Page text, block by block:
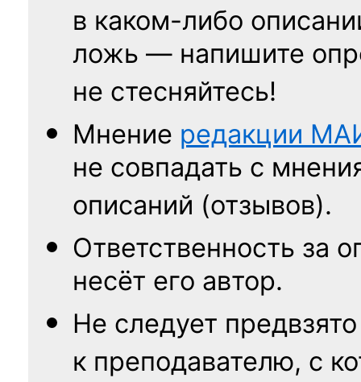
в каком-либо
ложь — напишите
не стесняйтесь!
Мнение редакции
не совпадать с
описаний (отзывов).
Ответственность за
несёт его автор.
Не следует
к преподавателю, с